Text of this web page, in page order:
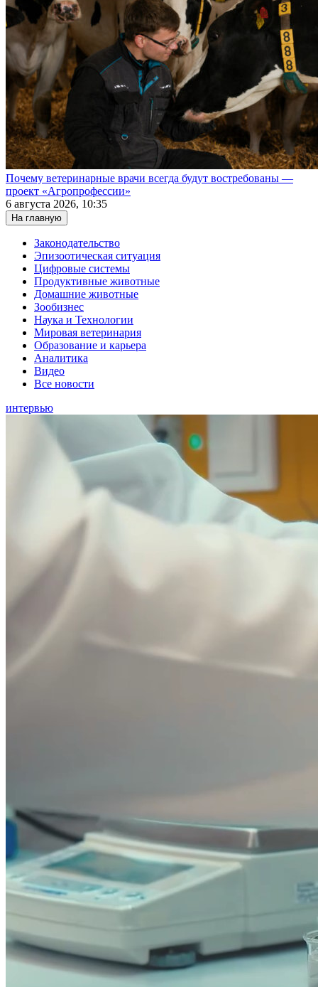
Почему ветеринарные врачи всегда будут востребованы —
проект «Агропрофессии»
6 августа 2026, 10:35
На главную
Законодательство
Эпизоотическая ситуация
Цифровые системы
Продуктивные животные
Домашние животные
Зообизнес
Наука и Технологии
Мировая ветеринария
Образование и карьера
Аналитика
Видео
Все новости
интервью